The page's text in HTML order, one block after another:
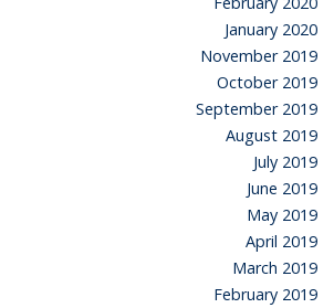
January 2020
November 2019
October 2019
September 2019
August 2019
July 2019
June 2019
May 2019
April 2019
March 2019
February 2019